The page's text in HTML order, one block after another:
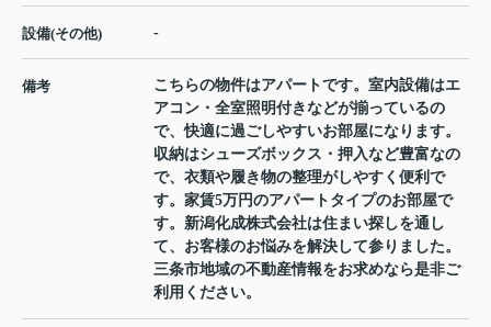
設備(その他) -
備考
こちらの物件はアパートです。室内設備はエ
アコン・全室照明付きなどが揃っているの
で、快適に過ごしやすいお部屋になります。
収納はシューズボックス・押入など豊富なの
で、衣類や履き物の整理がしやすく便利で
す。家賃5万円のアパートタイプのお部屋で
す。新潟化成株式会社は住まい探しを通し
て、お客様のお悩みを解決して参りました。
三条市地域の不動産情報をお求めなら是非ご
利用ください。